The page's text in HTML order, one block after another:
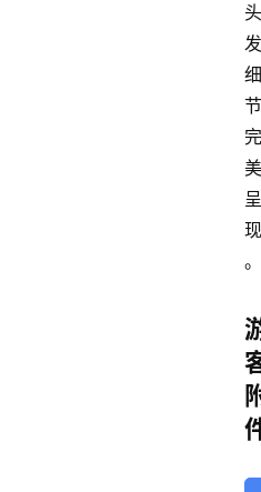
头
发
细
节
完
美
呈
现
。